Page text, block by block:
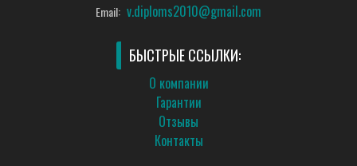
Email: v.diploms2010@gmail.com
БЫСТРЫЕ ССЫЛКИ:
О компании
Гарантии
Отзывы
Контакты